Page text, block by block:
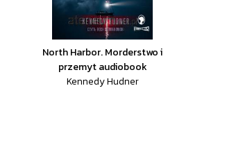
North Harbor. Morderstwo i
przemyt audiobook
Kennedy Hudner